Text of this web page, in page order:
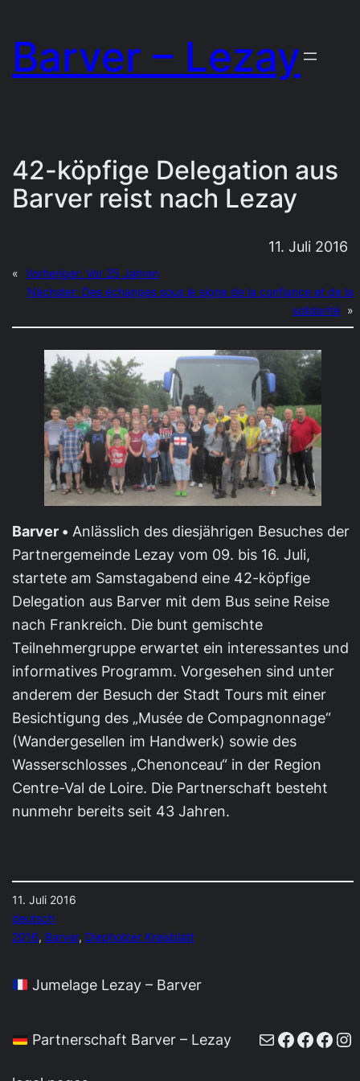
Inhalt
springen
Barver – Lezay
42-köpfige Delegation aus
Barver reist nach Lezay
11. Juli 2016
« Vorheriger: Vor 25 Jahren
Nächster: Des échanges sous le signe de la confiance et de la
solidarité
»
Barver • Anlässlich des diesjährigen Besuches der
Partnergemeinde Lezay vom 09. bis 16. Juli,
startete am Samstagabend eine 42-köpfige
Delegation aus Barver mit dem Bus seine Reise
nach Frankreich. Die bunt gemischte
Teilnehmergruppe erwartet ein interessantes und
informatives Programm. Vorgesehen sind unter
anderem der Besuch der Stadt Tours mit einer
Besichtigung des „Musée de Compagnonnage“
(Wandergesellen im Handwerk) sowie des
Wasserschlosses „Chenonceau“ in der Region
Centre-Val de Loire. Die Partnerschaft besteht
nunmehr bereits seit 43 Jahren.
11. Juli 2016
deutsch
2016, Barver, Diepholzer Kreisblatt
Jumelage Lezay – Barver
Partnerschaft Barver – Lezay E-Mail